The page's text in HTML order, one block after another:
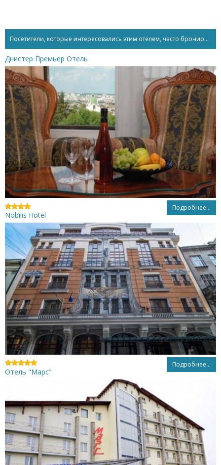
Посетители, которые интересовались этим отелем, часто бронируют...
Днистер Премьер Отель
Подробнее...
Nobilis Hotel
Подробнее...
Отель "Марс"